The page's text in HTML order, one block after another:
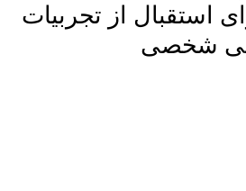
استقبال از تجربیات
شخصی